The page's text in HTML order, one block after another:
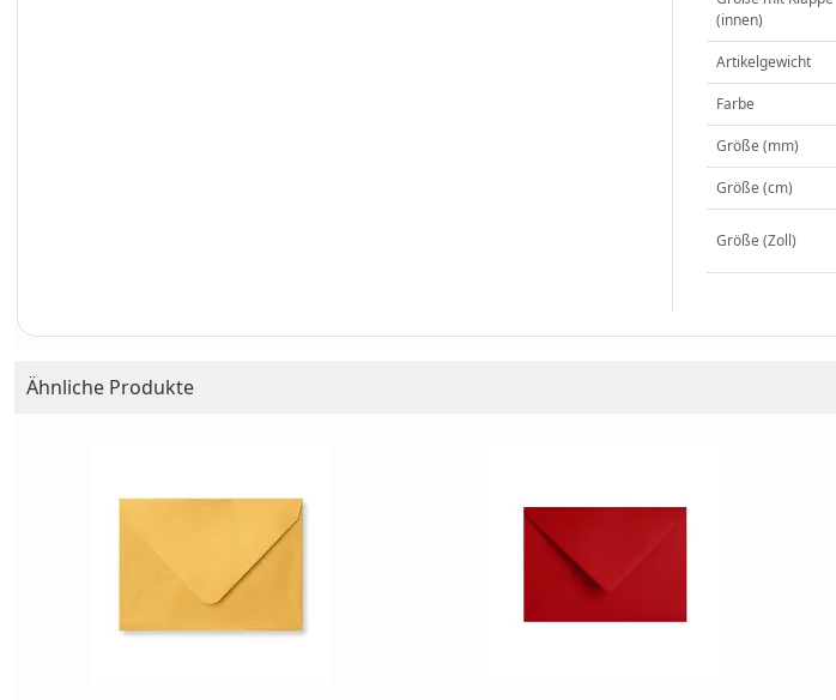
(innen)
Artikelgewicht
Farbe
Größe (mm)
Größe (cm)
Größe (Zoll)
Ähnliche Produkte